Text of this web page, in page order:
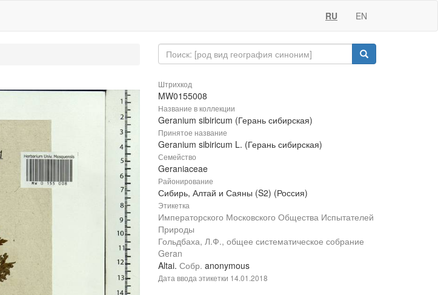
RU EN
Штрихкод
MW0155008
Название в коллекции
Geranium sibiricum (Герань сибирская)
Принятое название
Geranium sibiricum L. (Герань сибирская)
Семейство
Geraniaceae
Районирование
Сибирь, Алтай и Саяны (S2) (Россия)
Этикетка
Императорского Московского Общества Испытателей
Природы
Гольдбаха, Л.Ф., общее систематическое собрание
Geran
Altai. Собр. anonymous
Дата ввода этикетки 14.01.2018